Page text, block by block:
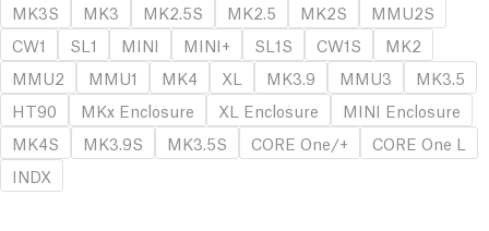
MK3S
MK3 MK2.5S MK2.5 MK2S
MMU2S
CW1
SL1 MINI MINI+ SL1S CW1S
MK2
MMU2
MMU1 MK4 XL MK3.9 MMU3
MK3.5
HT90
MKx Enclosure XL Enclosure
MINI Enclosure
MK4S
MK3.9S MK3.5S CORE One/+
CORE One L
INDX